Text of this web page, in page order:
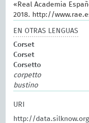
«Real Academia
2018. http://
EN OTRAS LENGUAS
Corset
Corset
Corsetto
corpetto
bustino
URI
http://